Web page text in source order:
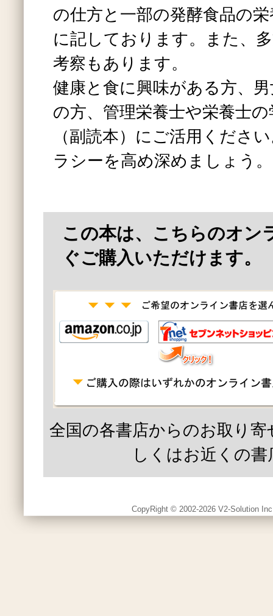
の仕方と一部の発酵食品の
に記しております。また、
考察もあります。
健康と食に興味がある方、
の方、管理栄養士や栄養士
（副読本）にご活用くださ
ラシーを高め深めましょう。
この本は、こちらのオン
ぐご購入いただけます。
全国の各書店からのお取り
しくはお近くの書
CopyRight © 2002-2026 V2-Solution